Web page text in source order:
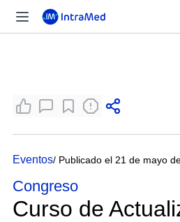
Eventos/ Publicado el 21 de mayo
Congreso
Curso de